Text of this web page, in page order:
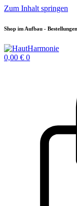
Zum Inhalt springen
Shop im Aufbau -
0,00 € 0